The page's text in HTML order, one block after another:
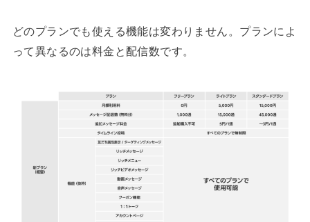
どのプランでも使える機能は変わりません。プランによ
って異なるのは料金と配信数です。